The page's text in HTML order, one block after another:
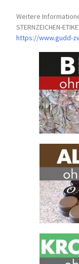
Weitere
STERNZEICHEN-
https://www.gudd-